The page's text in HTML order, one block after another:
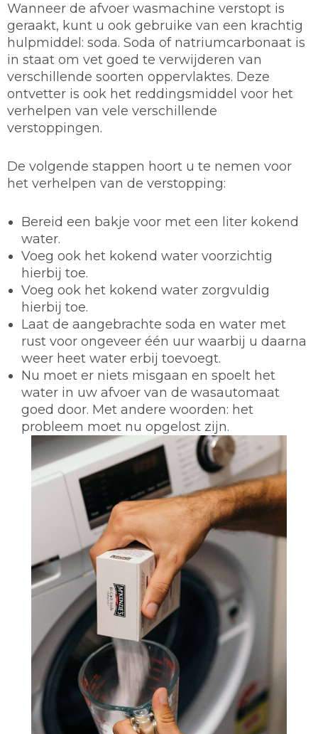
Wanneer de afvoer wasmachine verstopt is
geraakt, kunt u ook gebruike van een krachtig
hulpmiddel: soda. Soda of natriumcarbonaat is
in staat om vet goed te verwijderen van
verschillende soorten oppervlaktes. Deze
ontvetter is ook het reddingsmiddel voor het
verhelpen van vele verschillende
verstoppingen.
De volgende stappen hoort u te nemen voor
het verhelpen van de verstopping:
Bereid een bakje voor met een liter kokend
water.
Voeg ook het kokend water voorzichtig
hierbij toe.
Voeg ook het kokend water zorgvuldig
hierbij toe.
Laat de aangebrachte soda en water met
rust voor ongeveer één uur waarbij u daarna
weer heet water erbij toevoegt.
Nu moet er niets misgaan en spoelt het
water in uw afvoer van de wasautomaat
goed door. Met andere woorden: het
probleem moet nu opgelost zijn.